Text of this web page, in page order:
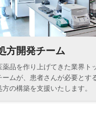
方開発チーム
品を作り上げてきた業界ト
ームが、患者さんが必要とす
の構築を支援いたします。